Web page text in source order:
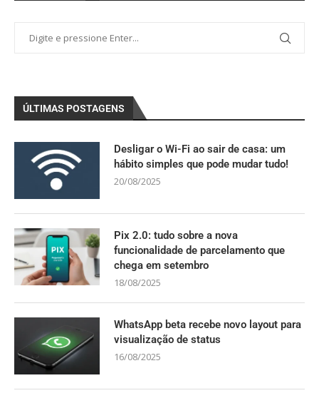
ÚLTIMAS POSTAGENS
Desligar o Wi-Fi ao sair de casa: um
hábito simples que pode mudar tudo!
20/08/2025
Pix 2.0: tudo sobre a nova
funcionalidade de parcelamento que
chega em setembro
18/08/2025
WhatsApp beta recebe novo layout para
visualização de status
16/08/2025